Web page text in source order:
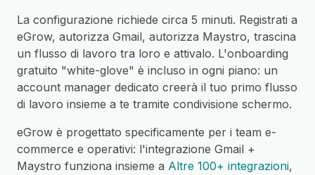
La configurazione richiede circa 5 minuti. Registrati a
eGrow, autorizza Gmail, autorizza Maystro, trascina
un flusso di lavoro tra loro e attivalo. L'onboarding
gratuito "white-glove" è incluso in ogni piano: un
account manager dedicato creerà il tuo primo flusso
di lavoro insieme a te tramite condivisione schermo.
eGrow è progettato specificamente per i team e-
commerce e operativi: l'integrazione Gmail +
Maystro funziona insieme a Altre 100+ integrazioni,